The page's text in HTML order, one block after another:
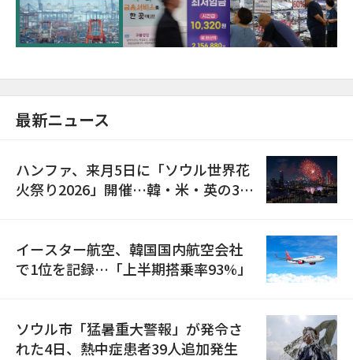
が初の1000億ドル突破
最新ニュース
ハンファ、来月5日に「ソウル世界花
火祭り2026」開催…韓・米・英の3カ
イースター航空、韓国国内航空会社
で1位を記録…「上半期搭乗率93%」
ソウル市「猛暑重大警報」が発令さ
れた4日、熱中症患者39人追加発生